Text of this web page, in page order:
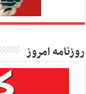
روزنامه امروز